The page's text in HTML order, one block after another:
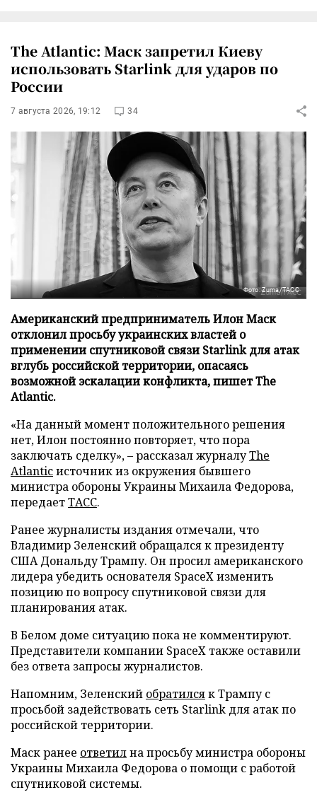
The Atlantic: Маск запретил Киеву
использовать Starlink для ударов по
России
7 августа 2026, 19:12 34
Фото: Zuma/ТАСС
Американский предприниматель Илон Маск
отклонил просьбу украинских властей о
применении спутниковой связи Starlink для атак
вглубь российской территории, опасаясь
возможной эскалации конфликта, пишет The
Atlantic.
«На данный момент положительного решения
нет, Илон постоянно повторяет, что пора
заключать сделку», – рассказал журналуThe
Atlanticисточник из окружения бывшего
министра обороны Украины Михаила Федорова,
передаетТАСС.
Ранее журналисты издания отмечали, что
Владимир Зеленский обращался к президенту
США Дональду Трампу. Он просил американского
лидера убедить основателя SpaceX изменить
позицию по вопросу спутниковой связи для
планирования атак.
В Белом доме ситуацию пока не комментируют.
Представители компании SpaceX также оставили
без ответа запросы журналистов.
Напомним, Зеленский обратилсяк Трампу с
просьбой задействовать сеть Starlink для атак по
российской территории.
Маск ранее ответилна просьбу министра обороны
Украины Михаила Федорова о помощи с работой
спутниковой системы.